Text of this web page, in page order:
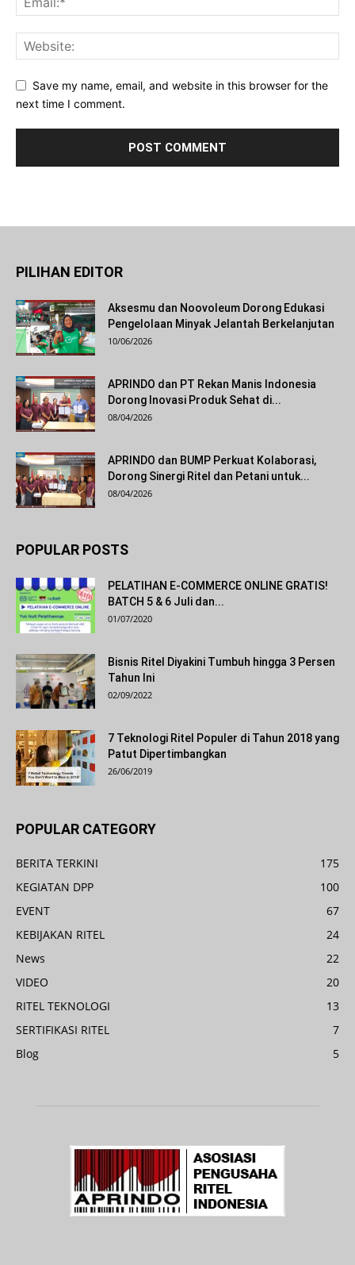
Save my name, email, and website in this browser for the
next time I comment.
PILIHAN EDITOR
Aksesmu dan Noovoleum Dorong Edukasi
Pengelolaan Minyak Jelantah Berkelanjutan
10/06/2026
APRINDO dan PT Rekan Manis Indonesia
Dorong Inovasi Produk Sehat di...
08/04/2026
APRINDO dan BUMP Perkuat Kolaborasi,
Dorong Sinergi Ritel dan Petani untuk...
08/04/2026
POPULAR POSTS
PELATIHAN E-COMMERCE ONLINE GRATIS!
BATCH 5 & 6 Juli dan...
01/07/2020
Bisnis Ritel Diyakini Tumbuh hingga 3 Persen
Tahun Ini
02/09/2022
7 Teknologi Ritel Populer di Tahun 2018 yang
Patut Dipertimbangkan
26/06/2019
POPULAR CATEGORY
BERITA TERKINI
175
KEGIATAN DPP
100
EVENT
67
KEBIJAKAN RITEL
24
News
22
VIDEO
20
RITEL TEKNOLOGI
13
SERTIFIKASI RITEL
7
Blog
5